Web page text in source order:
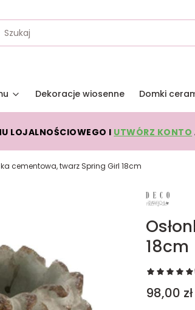
Dekoracje wiosenne Domki
LOJALNOŚCIOWEGO I UTWÓRZ KONTO
cementowa, twarz Spring Girl 18cm
18cm
Cena
98,00 zł